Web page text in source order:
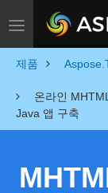
Toggle navigation
제품
온라인
Java 앱 구축